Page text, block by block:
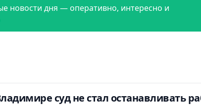
новости дня — оперативно, интересно и
суд не стал останавливать